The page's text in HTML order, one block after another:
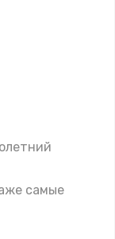
самые